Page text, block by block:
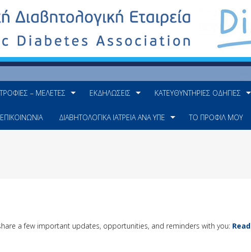
– ΜΕΛΈΤΕΣ ΕΚΔΗΛΏΣΕΙΣ ΚΑΤΕΥΘΥΝΤΉΡΙΕΣ ΟΔΗΓΊΕΣ
ΕΠΙΚΟΙΝΩΝΊΑ ΔΙΑΒΗΤΟΛΟΓΙΚΆ ΙΑΤΡΕΊΑ ΑΝΆ ΥΠΕ ΤΟ ΠΡΟΦΊΛ ΜΟΥ
a few important updates, opportunities, and reminders with you: Read